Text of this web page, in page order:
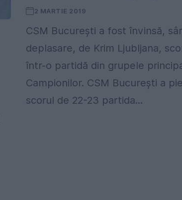
2 MARTIE 2019
CSM București a fost învinsă,
deplasare, de Krim Ljubljana,
într-o partidă din grupele
Campionilor. CSM București a
scorul de 22-23 partida...